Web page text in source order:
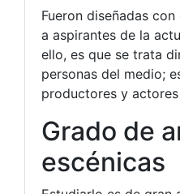
Fueron diseñadas
a aspirantes de la
ello, es que se trata
personas del medio;
productores y
Grado de
escénicas